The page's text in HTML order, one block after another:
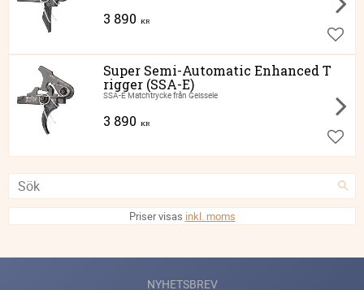
3 890 KR
Lägg
Super Semi-Automatic Enhanced T
rigger (SSA-E)
SSA-E Matchtrycke från Geissele
3 890 KR
Lägg
Priser visas inkl. moms
NYHETSBREV